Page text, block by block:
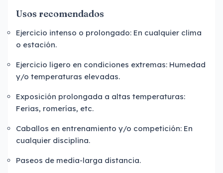
Usos recomendados
Ejercicio intenso o prolongado: En cualquier clima
o estación.
Ejercicio ligero en condiciones extremas: Humedad
y/o temperaturas elevadas.
Exposición prolongada a altas temperaturas:
Ferias, romerías, etc.
Caballos en entrenamiento y/o competición: En
cualquier disciplina.
Paseos de media-larga distancia.